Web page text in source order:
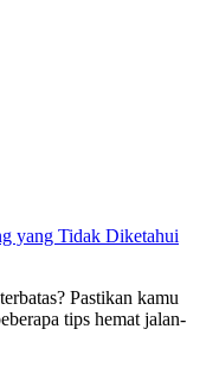
yang Tidak Diketahui
Pastikan kamu
tips hemat jalan-